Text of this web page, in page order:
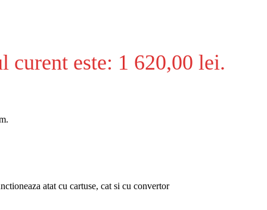
curent este: 1 620,00 lei.
atat cu cartuse, cat si cu convertor